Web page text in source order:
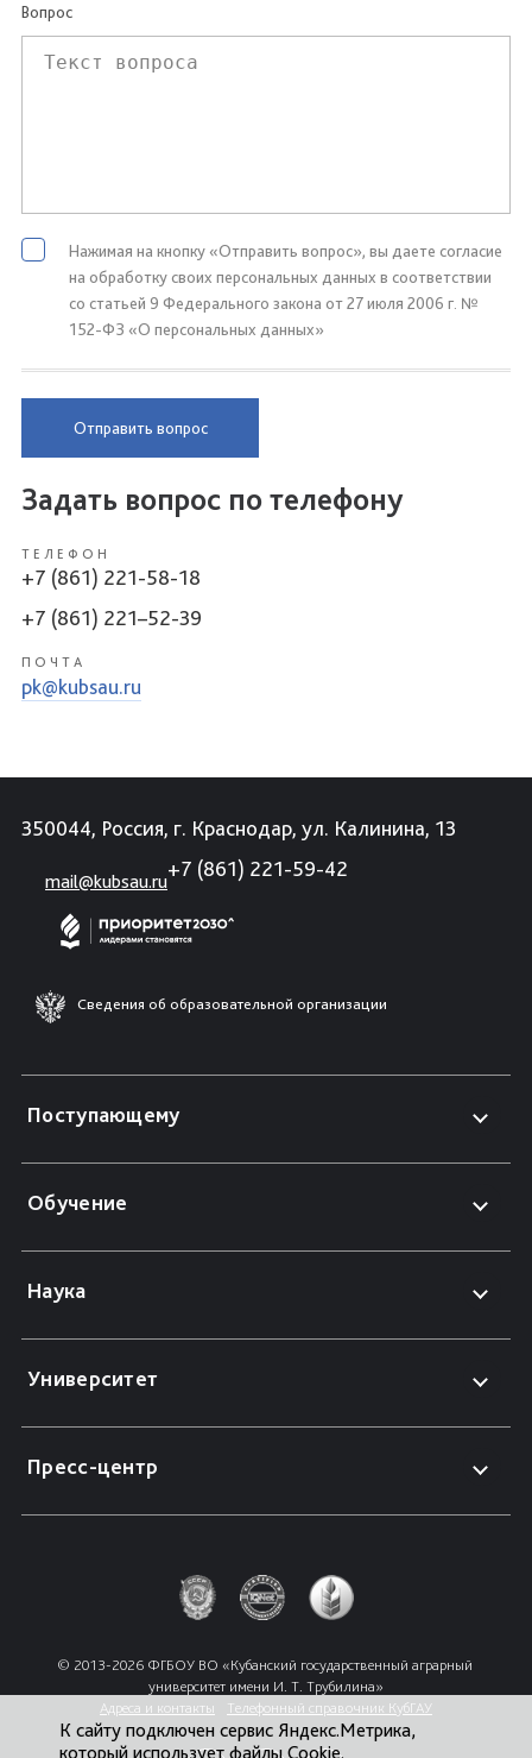
Вопрос
Нажимая на кнопку «Отправить вопрос», вы даете согласие
на обработку своих персональных данных в соответствии
со статьей 9 Федерального закона от 27 июля 2006 г. №
152-ФЗ «О персональных данных»
Отправить вопрос
Задать вопрос по телефону
ТЕЛЕФОН
+7 (861) 221-58-18
+7 (861) 221–52-39
ПОЧТА
pk@kubsau.ru
350044, Россия, г. Краснодар, ул. Калинина, 13
mail@kubsau.ru
+7 (861) 221-59-42
Сведения об образовательной организации
Поступающему
Обучение
Наука
Университет
Пресс-центр
© 2013-2026 ФГБОУ ВО «Кубанский государственный аграрный
университет имени И. Т. Трубилина»
Адреса и контакты
Телефонный справочник КубГАУ
К сайту подключен сервис Яндекс.Метрика,
который использует файлы Cookie.